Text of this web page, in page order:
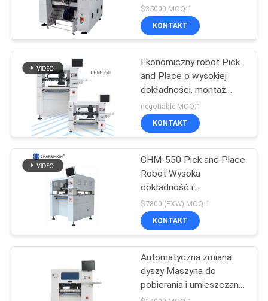
MAPA
STRONY
POLITYKA
PRYWATNOŚCI
Podajnik SMT
21
Mała maszyna SMT
21
Place Machine 01005
PCBA Manufacturing
Machine
$35000 MOQ:1
KONTAKT
Ekonomiczny robot Pick
and Place o wysokiej
dokładności, montaż
Charmhigh CHM-550
SMT
negotiable MOQ:1
KONTAKT
CHM-550 Pick and Place
Robot Wysoka
dokładność i
ekonomiczne
rozwiązanie do montażu
SMT
$7800 (EXW) MOQ:1
KONTAKT
Automatyczna zmiana
dyszy Maszyna do
pobierania i umieszczania
płytek drukowanych 6